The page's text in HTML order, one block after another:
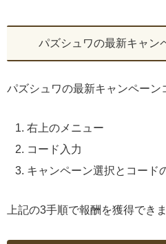
パズシュワの最新キャン
パズシュワの最新キャンペーン
右上のメニュー
コード入力
キャンペーン選択とコード
上記の3手順で報酬を獲得できま